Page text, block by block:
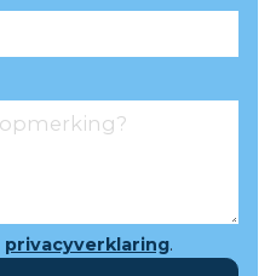
privacyverklaring.